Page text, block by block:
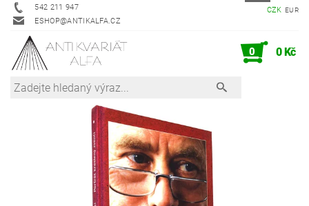
542 211 947
ESHOP@ANTIKALFA.CZ
CZK EUR
0 0 Kč